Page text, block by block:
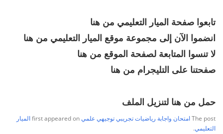
تابعوا صفحة الميار التعليمي من هنا
انضموا الآن إلى مجموعة موقع الميار التعليمي من هنا
لا تنسوا المتابعة لصفحة الموقع من هنا
صفحتنا على التليجرام من هنا
حمل من هنا لتنزيل الملف
The postامتحان واجابة رياضيات تجريبي توجيهي علمي
الميار
التعليمي.